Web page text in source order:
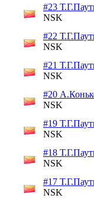
#23
NSK
#22
NSK
#21
NSK
#20
NSK
#19
NSK
#18
NSK
#17
NSK